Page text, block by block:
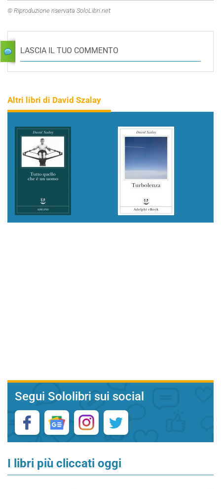
© Riproduzione riservata SoloLibri.net
LASCIA IL TUO COMMENTO
Altri libri di David Szalay
Segui Sololibri sui social
I libri più cliccati oggi